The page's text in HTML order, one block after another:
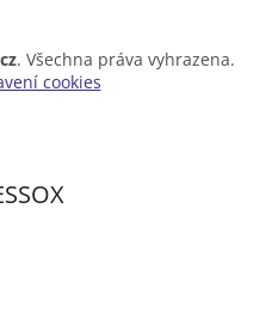
. Všechna práva vyhrazena.
cookies